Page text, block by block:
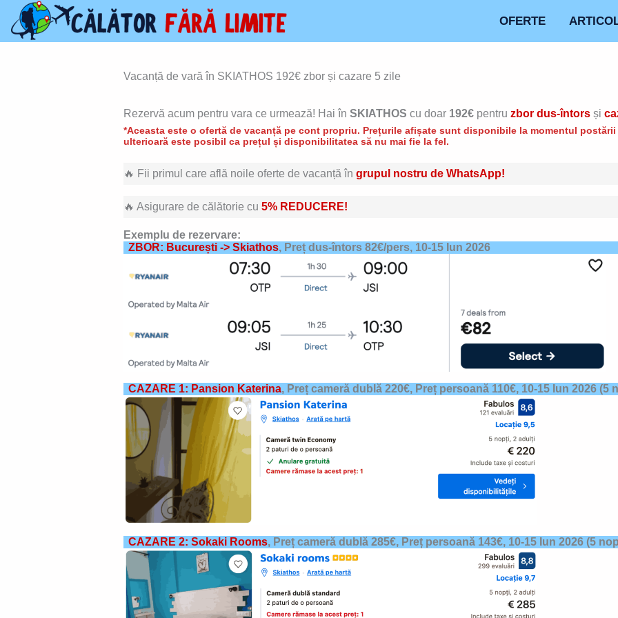
content
OFERTE
Vacanță de vară în SKIATHOS 192€ zbor și cazare 5 zile
Rezervă acum pentru vara ce urmează! Hai în SKIATHOS cu doar 192€pentru zbor dus-întorsși
*Aceasta este o ofertă de vacanță pe cont propriu. Prețurile afișate sunt disponibile la momentul
ulterioară este posibil ca prețul și disponibilitatea să nu mai fie la fel.
🔥 Fii primul care află noile oferte de vacanță în grupul nostru de WhatsApp!
🔥 Asigurare de călătorie cu 5% REDUCERE!
Exemplu de rezervare:
ZBOR: București -> Skiathos, Preț dus-întors 82€/pers, 10-15 Iun 2026
CAZARE 1: Pansion Katerina, Preț cameră dublă 220€, Preț persoană 110€, 10-15 Iun 2026(5
CAZARE 2: Sokaki Rooms, Preț cameră dublă 285€, Preț persoană 143€, 10-15 Iun 2026(5